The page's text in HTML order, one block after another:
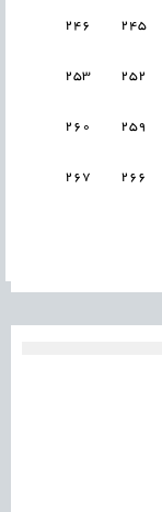
245
246
252
253
259
260
266
267